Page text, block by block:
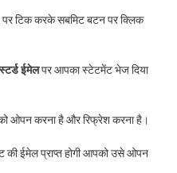
टिक करके सबमिट बटन पर क्लिक
ईमेलपर आपका स्टेटमेंट भेज दिया
ओपन करना है और रिफ्रेश करना है।
ईमेल प्राप्त होगी आपको उसे ओपन